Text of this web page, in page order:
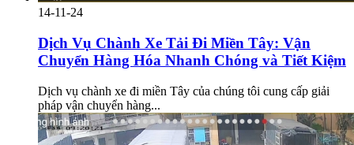
14-11-24
Dịch Vụ Chành Xe Tải Đi Miền Tây: Vận
Chuyển Hàng Hóa Nhanh Chóng và Tiết Kiệm
Dịch vụ chành xe đi miền Tây của chúng tôi cung cấp giải
pháp vận chuyển hàng...